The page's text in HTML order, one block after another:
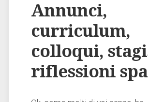
Annunci,
curriculum,
colloqui,
riflessioni